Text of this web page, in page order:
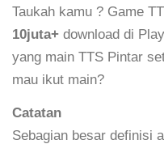
Taukah kamu ? Game
10juta+ download di
yang main TTS Pintar
mau ikut main?
Catatan
Sebagian besar definisi